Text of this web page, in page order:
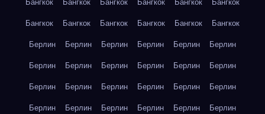
Бангкок
Бангкок Бангкок Бангкок Бангкок
Бангкок
Берлин
Берлин Берлин Берлин Берлин
Берлин
Берлин
Берлин Берлин Берлин Берлин
Берлин
Берлин
Берлин Берлин Берлин Берлин
Берлин
Берлин
Берлин Берлин Берлин Берлин
Берлин